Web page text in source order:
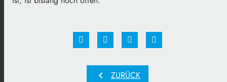
chevron_left ZURÜCK